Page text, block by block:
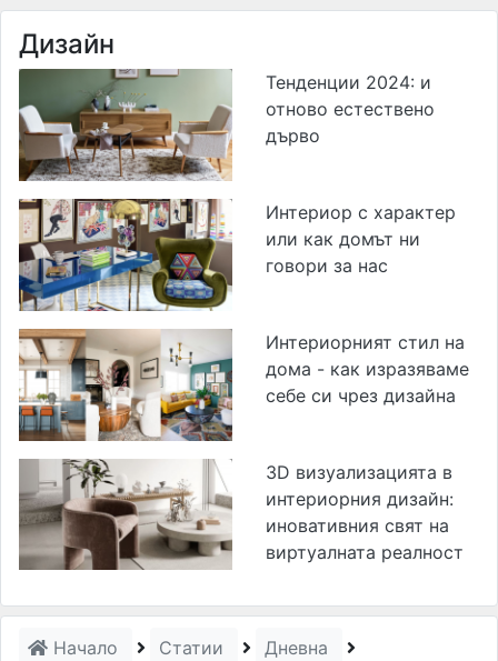
Дизайн
Тенденции 2024: и
отново естествено
дърво
Интериор с характер
или как домът ни
говори за нас
Интериорният стил на
дома - как изразяваме
себе си чрез дизайна
3D визуализацията в
интериорния дизайн:
иновативния свят на
виртуалната реалност
Начало Статии
Дневна